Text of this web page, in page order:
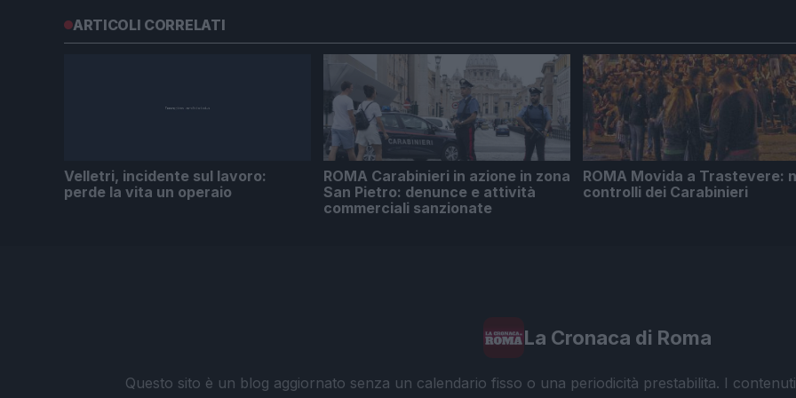
ARTICOLI CORRELATI
Velletri, incidente sul lavoro:
perde la vita un operaio
ROMA Carabinieri in azione in zona
San Pietro: denunce e attività
commerciali sanzionate
ROMA Movida a Trastevere:
controlli dei Carabinieri
La Cronaca di Roma
Questo sito è un blog aggiornato senza un calendario fisso o una periodicità prestabilita. I